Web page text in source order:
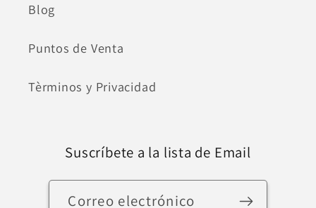
Blog
Puntos de Venta
Tèrminos y Privacidad
Suscríbete a la lista de Email
Correo electrónico